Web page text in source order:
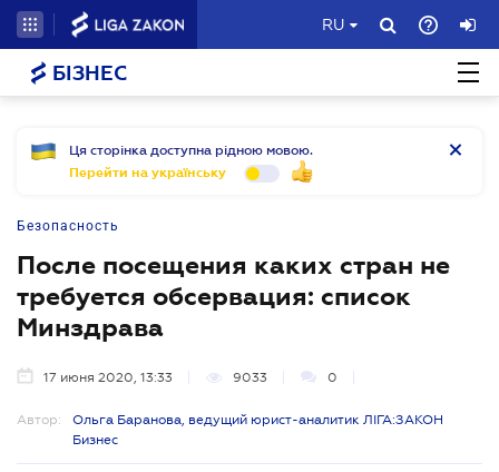
RU
БІЗНЕС
Ця сторінка доступна рідною мовою.
Перейти на українську
Безопасность
После посещения каких стран не
требуется обсервация: список
Минздрава
17 июня 2020, 13:33 9033 0
Автор:
Ольга Баранова, ведущий юрист-аналитик ЛІГА:ЗАКОН
Бизнес